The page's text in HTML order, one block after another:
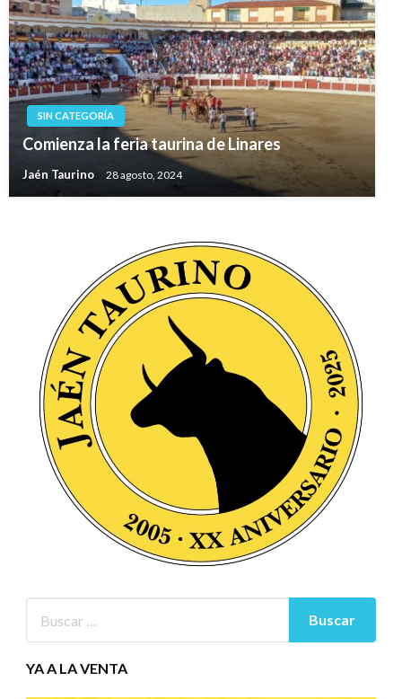
SIN CATEGORÍA
Comienza la feria taurina de Linares
Jaén Taurino 28 agosto, 2024
YA A LA VENTA